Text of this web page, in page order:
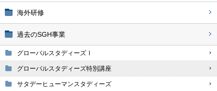
海外研修
過去のSGH事業
グローバルスタディーズⅠ
グローバルスタディーズ特別講座
サタデーヒューマンスタディーズ